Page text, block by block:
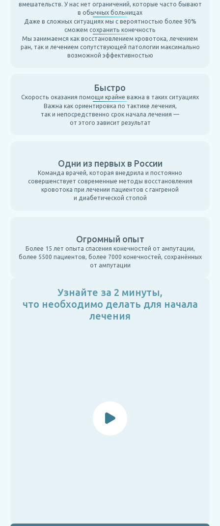
вмешательств. У нас нет ограничений, которые часто бывают
в обычных больницах
Даже в сложных ситуациях мы с вероятностью более 90%
сможем сохранить конечность
Мы занимаемся как восстановлением кровотока, лечением
ран, так и лечением сопутствующей патологии максимально
возможной эффективностью
Быстро
Скорость оказания помощи крайне важна в таких ситуациях
Важна как ориентировка по тактике лечения,
так и непосредственно срок начала лечения —
от этого зависит результат
Одни из первых в России
Команда врачей, которая внедрила и постоянно
совершенствует современные методы восстановления
кровотока при лечении пациентов с гангреной
и диабетической стопой
Огромный опыт
Более 15 лет опыта спасения конечностей от ампутации,
более 5500 пациентов, более 7000 конечностей, сохранённых
от ампутации
Узнайте за 2 минуты,
что необходимо делать для начала
лечения